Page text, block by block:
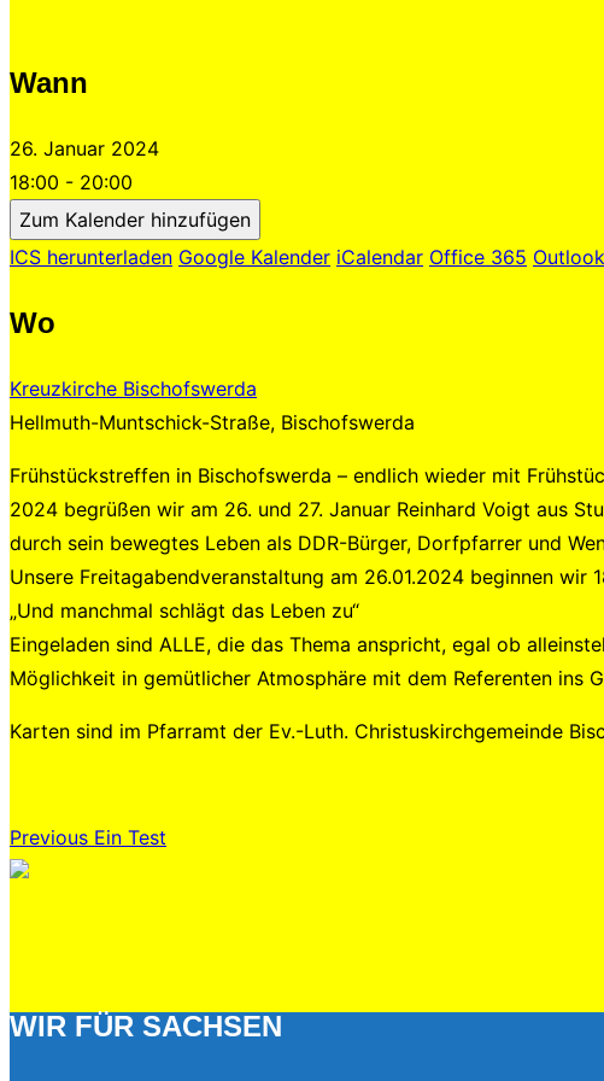
Wann
26. Januar 2024
18:00 - 20:00
Zum Kalender hinzufügen
ICS herunterladen Google Kalender iCalendar Office 365
Wo
Kreuzkirche Bischofswerda
Hellmuth-Muntschick-Straße, Bischofswerda
Frühstückstreffen in Bischofswerda – endlich wieder mit
2024 begrüßen wir am 26. und 27. Januar Reinhard Voigt aus
durch sein bewegtes Leben als DDR-Bürger, Dorfpfarrer und
Unsere Freitagabendveranstaltung am 26.01.2024 beginnen
„Und manchmal schlägt das Leben zu“
Eingeladen sind ALLE, die das Thema anspricht, egal ob
Möglichkeit in gemütlicher Atmosphäre mit dem Referenten ins
Karten sind im Pfarramt der Ev.-Luth. Christuskirchgemeinde
Beitragsnavigation
Previous
Previous Ein Test
WIR FÜR SACHSEN